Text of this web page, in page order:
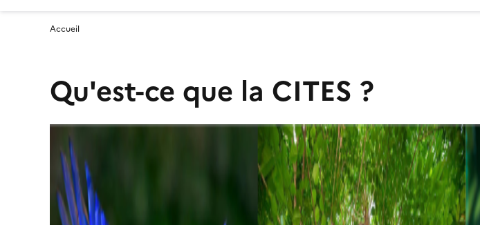
Accueil
Qu'est-ce que la CITES ?